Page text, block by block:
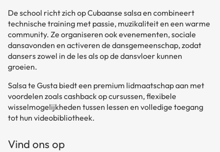
De school richt zich op Cubaanse salsa en combineert
technische training met passie, muzikaliteit en een warme
community. Ze organiseren ook evenementen, sociale
dansavonden en activeren de dansgemeenschap, zodat
dansers zowel in de les als op de dansvloer kunnen
groeien.
Salsa te Gusta biedt een premium lidmaatschap aan met
voordelen zoals cashback op cursussen, flexibele
wisselmogelijkheden tussen lessen en volledige toegang
tot hun videobibliotheek.
Vind ons op